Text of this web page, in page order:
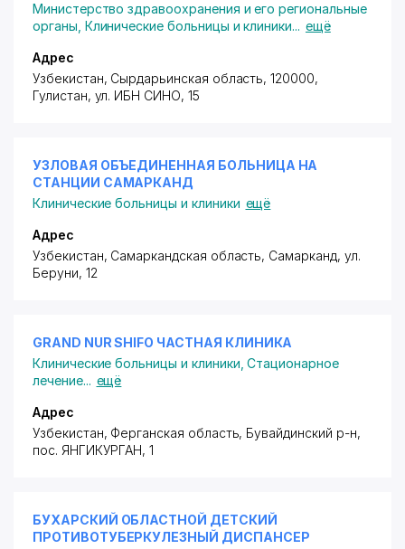
Министерство здравоохранения и его региональные
органы Клинические больницы и клиники... ещё
Адрес
Узбекистан, Сырдарьинская область, 120000,
Гулистан, ул. ИБН СИНО, 15
УЗЛОВАЯ ОБЪЕДИНЕННАЯ БОЛЬНИЦА НА
СТАНЦИИ САМАРКАНД
Клинические больницы и клиники ещё
Адрес
Узбекистан, Самаркандская область, Самарканд, ул.
Беруни, 12
GRAND NUR SHIFO ЧАСТНАЯ КЛИНИКА
Клинические больницы и клиники ,Стационарное
лечение... ещё
Адрес
Узбекистан, Ферганская область, Бувайдинский р-н,
пос. ЯНГИКУРГАН, 1
БУХАРСКИЙ ОБЛАСТНОЙ ДЕТСКИЙ
ПРОТИВОТУБЕРКУЛЕЗНЫЙ ДИСПАНСЕР